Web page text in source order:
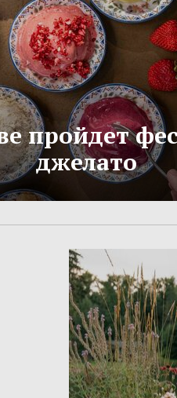
пройдет
джелато